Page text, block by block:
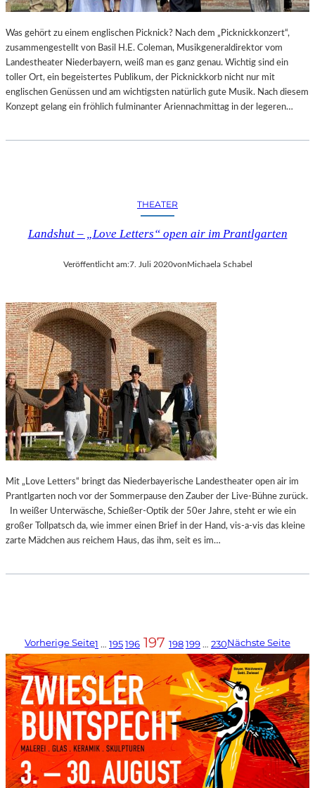
Was gehört zu einem englischen Picknick? Nach dem „Picknickkonzert“,
zusammengestellt von Basil H.E. Coleman, Musikgeneraldirektor vom
Landestheater Niederbayern, weiß man es ganz genau. Wichtig sind ein
toller Ort, ein begeistertes Publikum, der Picknickkorb nicht nur mit
englischen Genüssen und am wichtigsten natürlich gute Musik. Nach diesem
Konzept gelang ein fröhlich fulminanter Ariennachmittag in der legeren…
THEATER
Landshut – „Love Letters“ open air im Prantlgarten
Veröffentlicht am:7. Juli 2020vonMichaela Schabel
Mit „Love Letters“ bringt das Niederbayerische Landestheater open air im
Prantlgarten noch vor der Sommerpause den Zauber der Live-Bühne zurück.
In weißer Unterwäsche, Schießer-Optik der 50er Jahre, steht er wie ein
großer Tollpatsch da, wie immer einen Brief in der Hand, vis-a-vis das kleine
zarte Mädchen aus reichem Haus, das ihm, seit es im…
Vorherige Seite1 … 195196 197 198199 … 230Nächste Seite